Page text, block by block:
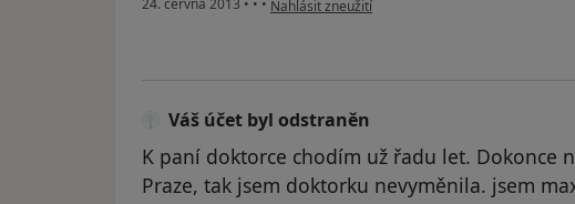
24. června 2013 • • • Nahlásit zneužití
Váš účet byl odstraněn
K paní doktorce chodím už řadu let. Dokonce
Praze, tak jsem doktorku nevyměnila. jsem